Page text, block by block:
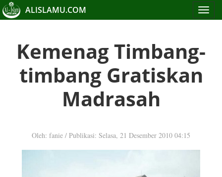
Toggle
ALISLAMU.COM
Kemenag Timbang-
timbang Gratiskan
Madrasah
Oleh: fanie / Publikasi: Selasa, 21 Desember 2010 04:15